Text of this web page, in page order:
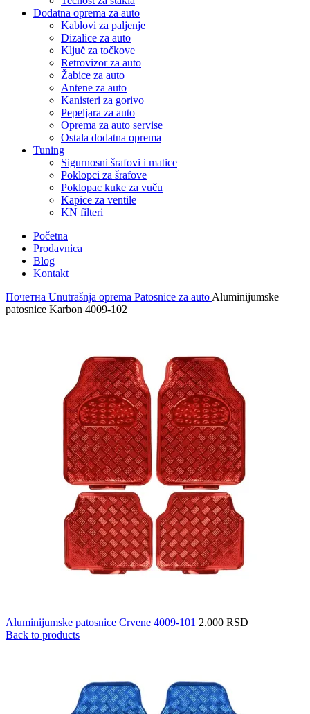
Dodatna oprema za auto
Kablovi za paljenje
Dizalice za auto
Ključ za točkove
Retrovizor za auto
Žabice za auto
Antene za auto
Kanisteri za gorivo
Pepeljara za auto
Oprema za auto servise
Ostala dodatna oprema
Tuning
Sigurnosni šrafovi i matice
Poklopci za šrafove
Poklopac kuke za vuču
Kapice za ventile
KN filteri
Početna
Prodavnica
Blog
Kontakt
Почетна Unutrašnja oprema Patosnice za auto Aluminijumske
patosnice Karbon 4009-102
Aluminijumske patosnice Crvene 4009-101 2.000 RSD
Back to products